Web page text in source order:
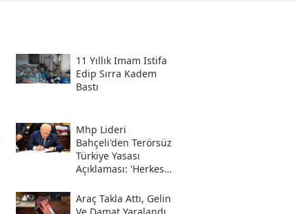
11 Yıllık Imam Istifa
Edip Sırra Kadem
Bastı
Mhp Lideri
Bahçeli'den Terörsüz
Türkiye Yasası
Açıklaması: 'herkes
Araç Takla Attı, Gelin
Ve Damat Yaralandı